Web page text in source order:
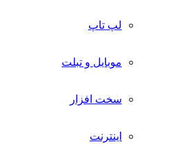
لپ تاپ
موبایل و تبلت
سخت افزار
اینترنت